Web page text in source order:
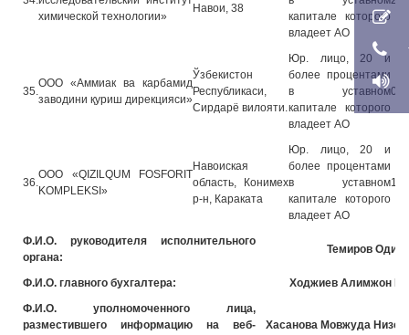
химической технологии»
Навои, 38
капитале которого
владеет АО
35.
OOO «Аммиак ва карбамид
заводини қуриш дирекцияси»
Ўзбекистон
Республикаси,
Сирдарё вилояти.
Юр. лицо, 20 и
более процентами
в уставном
капитале которого
владеет АО
36.
ООО «QIZILQUM FOSFORIT
KOMPLEKSI»
Навоиская
область, Конимех
р-н, Караката
Юр. лицо, 20 и
более процентами
в уставном
капитале которого
владеет АО
Ф.И.О. руководителя исполнительного
органа:
Темиров Одил
Ф.И.О. главного бухгалтера:
Ходжиев Алимжон
Ф.И.О. уполномоченного лица,
разместившего информацию на веб-
Хасанова Мовжуда